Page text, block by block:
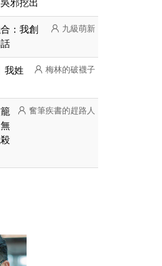
邪挖出
：我創
九級萌新
我姓
梅林的破襪子
奮筆疾書的趕路人